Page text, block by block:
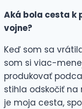
Aká bola cesta k
vojne?
Keď som sa
som si viac-
produkovať
stihla odskočiť
je moja cesta,